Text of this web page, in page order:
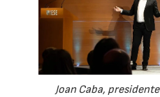
Joan Caba,